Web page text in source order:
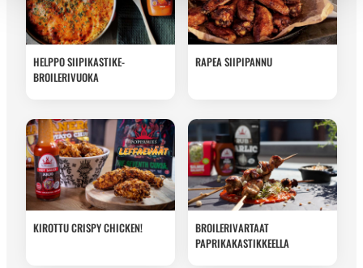
HELPPO SIIPIKASTIKE-
BROILERIVUOKA
RAPEA SIIPIPANNU
KIROTTU CRISPY CHICKEN!
BROILERIVARTAAT
PAPRIKAKASTIKKEELLA